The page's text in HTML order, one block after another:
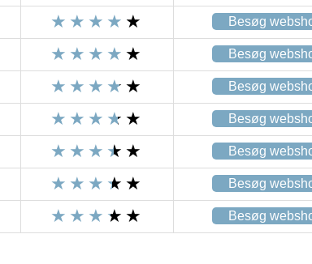
Besøg
Besøg
Besøg
Besøg
Besøg
Besøg
Besøg